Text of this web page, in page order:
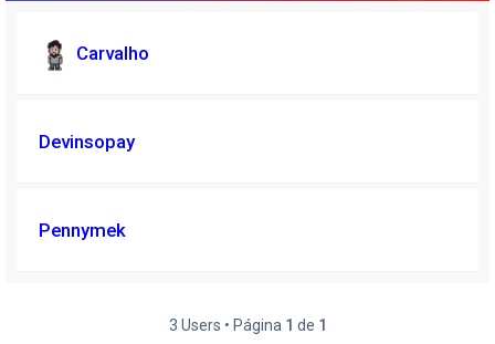
Carvalho
Devinsopay
Pennymek
3 Users • Página 1 de 1